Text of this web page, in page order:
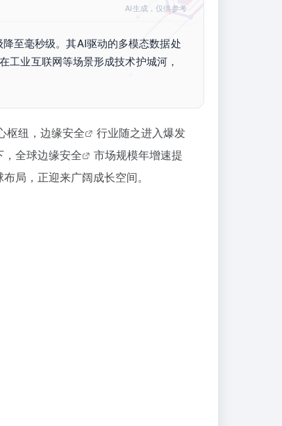
AI生成，仅供参考
至毫秒级。其AI驱动的多模态数据处
工业互联网等场景形成技术护城河，
枢纽， 边缘安全
行业随之进入爆发
，全球边缘安全
市场规模年增速提
局，正迎来广阔成长空间。